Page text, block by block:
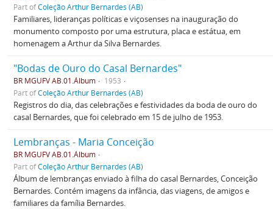
Part ofColeção Arthur Bernardes (AB)
Familiares, lideranças políticas e viçosenses na inauguração do
monumento composto por uma estrutura, placa e estátua, em
homenagem a Arthur da Silva Bernardes.
"Bodas de Ouro do Casal Bernardes"
BR MGUFV AB.01.Álbum
1953
Part ofColeção Arthur Bernardes (AB)
Registros do dia, das celebrações e festividades da boda de ouro do
casal Bernardes, que foi celebrado em 15 de julho de 1953.
Lembranças - Maria Conceição
BR MGUFV AB.01.Álbum
Part ofColeção Arthur Bernardes (AB)
Álbum de lembranças enviado à filha do casal Bernardes, Conceição
Bernardes. Contém imagens da infância, das viagens, de amigos e
familiares da família Bernardes.